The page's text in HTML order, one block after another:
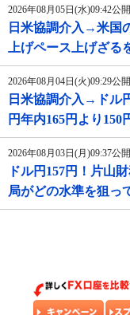
2026年08月05日(水)09:42公開
日米協調介入→米国
上げペース上げざる
2026年08月04日(火)09:29公開
日米協調介入→ドル
円年内165円より150
2026年08月03日(月)09:37公開
ドル円157円！片山
局がどの水準を狙っ